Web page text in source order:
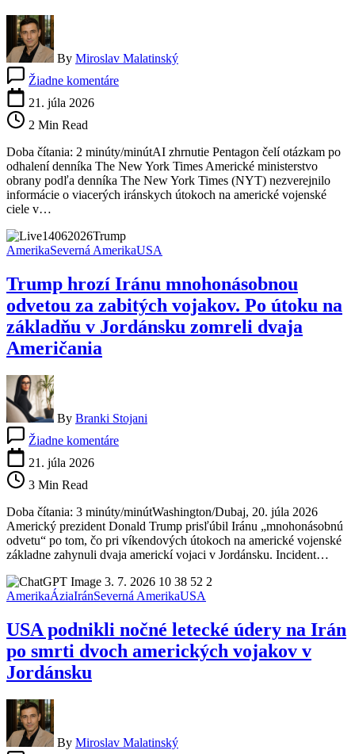
By Miroslav Malatinský
Žiadne komentárePentagon
útokov
na
Američanov.
Po
mali
byť
zranených
vojakov
21. júla 2026
2 Min Read
Doba čítania: 2 minúty/minútAI zhrnutie Pentagon čelí otázkam po
odhalení denníka The New York Times Americké ministerstvo
obrany podľa denníka The New York Times (NYT) nezverejnilo
informácie o viacerých iránskych útokoch na americké vojenské
ciele v…
AmerikaSeverná AmerikaUSA
Trump hrozí Iránu mnohonásobnou
odvetou za zabitých vojakov. Po útoku na
základňu v Jordánsku zomreli dvaja
Američania
By Branki Stojani
Žiadne komentáreTrump
za
zabitých
vojakov.
Po
útoku
na
základňu
Jordánsku
zomreli
dvaja
21. júla 2026
3 Min Read
Doba čítania: 3 minúty/minútWashington/Dubaj, 20. júla 2026
Americký prezident Donald Trump prisľúbil Iránu „mnohonásobnú
odvetu“ po tom, čo pri víkendových útokoch na americké vojenské
základne zahynuli dvaja americkí vojaci v Jordánsku. Incident…
AmerikaÁziaIránSeverná AmerikaUSA
USA podnikli nočné letecké údery na Irán
po smrti dvoch amerických vojakov v
Jordánsku
By Miroslav Malatinský